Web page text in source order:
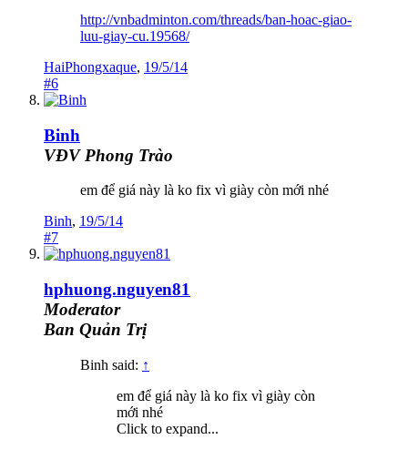
http://vnbadminton.com/threads/ban-hoac-giao-
luu-giay-cu.19568/
HaiPhongxaque, 19/5/14
#6
Binh
VĐV Phong Trào
em để giá này là ko fix vì giày còn mới nhé
Binh, 19/5/14
#7
hphuong.nguyen81
Moderator
Ban Quản Trị
Binh said: ↑
em để giá này là ko fix vì giày còn
mới nhé
Click to expand...